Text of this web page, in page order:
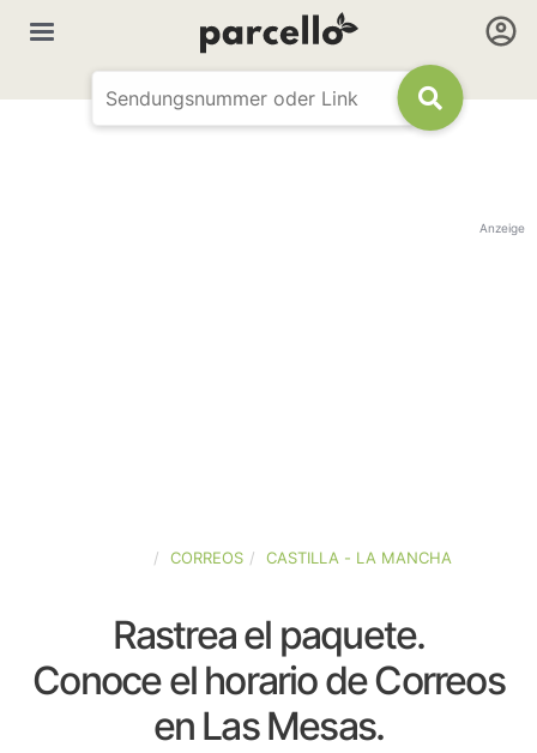
Anzeige
CORREOS CASTILLA - LA MANCHA
Rastrea el paquete.
Conoce el horario de Correos
en Las Mesas.